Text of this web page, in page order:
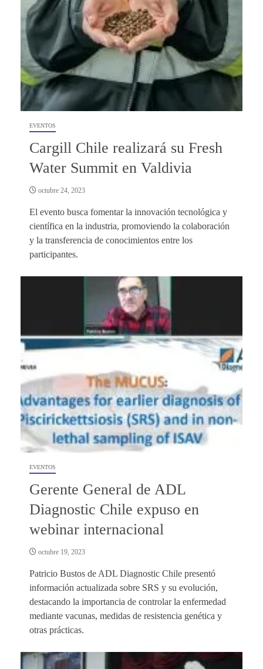
EVENTOS
Cargill Chile realizará su Fresh
Water Summit en Valdivia
octubre 24, 2023
El evento busca fomentar la innovación tecnológica y
científica en la industria, promoviendo la colaboración
y la transferencia de conocimientos entre los
participantes.
EVENTOS
Gerente General de ADL
Diagnostic Chile expuso en
webinar internacional
octubre 19, 2023
Patricio Bustos de ADL Diagnostic Chile presentó
información actualizada sobre SRS y su evolución,
destacando la importancia de controlar la enfermedad
mediante vacunas, medidas de resistencia genética y
otras prácticas.